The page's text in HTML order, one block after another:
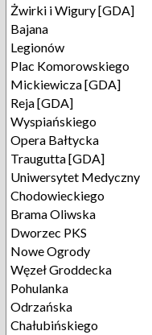
Żwirki i Wigury [GDA]
Bajana
Legionów
Plac Komorowskiego
Mickiewicza [GDA]
Reja [GDA]
Wyspiańskiego
Opera Bałtycka
Traugutta [GDA]
Uniwersytet Medyczny
Chodowieckiego
Brama Oliwska
Dworzec PKS
Nowe Ogrody
Węzeł Groddecka
Pohulanka
Odrzańska
Chałubińskiego